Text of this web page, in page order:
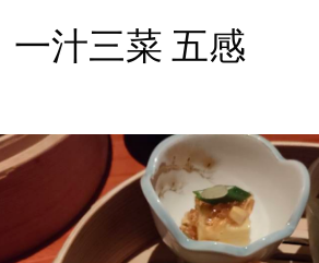
一汁三菜 五感